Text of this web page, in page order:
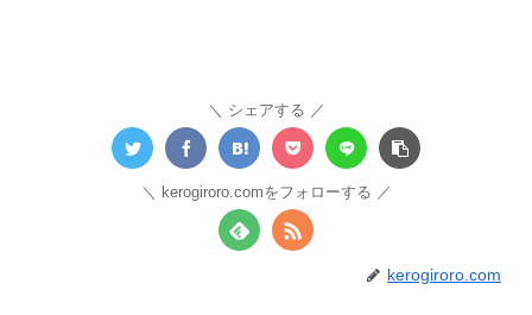
シェアする
kerogiroro.comをフォローする
kerogiroro.com